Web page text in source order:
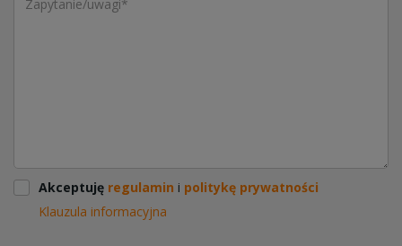
Akceptuję regulamin i politykę prywatności
Klauzula informacyjna